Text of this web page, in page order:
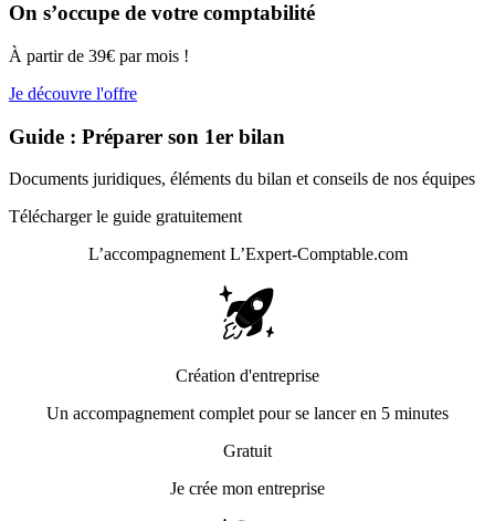
On s’occupe de votre comptabilité
À partir de 39€ par mois !
Je découvre l'offre
Guide : Préparer son 1er bilan
Documents juridiques, éléments du bilan et conseils de nos équipes
Télécharger le guide gratuitement
L’accompagnement L’Expert-Comptable.com
Création d'entreprise
Un accompagnement complet pour se lancer en 5 minutes
Gratuit
Je crée mon entreprise